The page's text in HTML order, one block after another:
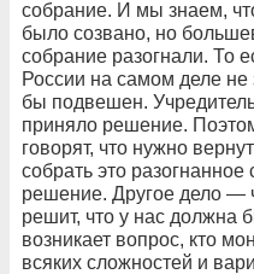
собрание. И мы знаем,
было созвано, но
собрание разогнали. То
России на самом деле не
бы подвешен.
приняло решение.
говорят, что нужно
собрать это
решение. Другое дело —
решит, что у нас должна
возникает вопрос, кто
всяких сложностей и